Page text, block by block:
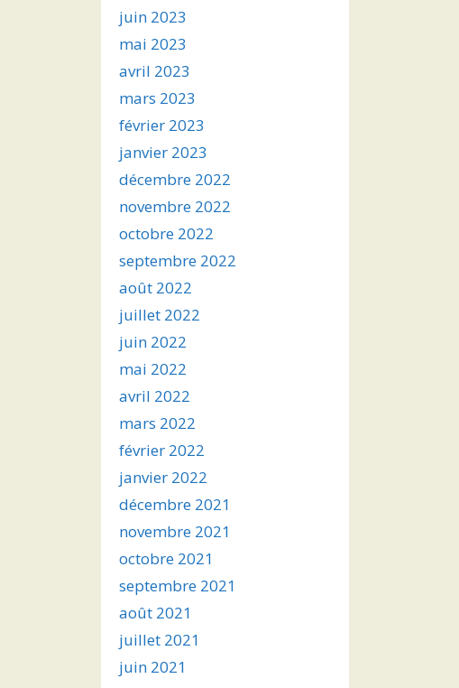
juin 2023
mai 2023
avril 2023
mars 2023
février 2023
janvier 2023
décembre 2022
novembre 2022
octobre 2022
septembre 2022
août 2022
juillet 2022
juin 2022
mai 2022
avril 2022
mars 2022
février 2022
janvier 2022
décembre 2021
novembre 2021
octobre 2021
septembre 2021
août 2021
juillet 2021
juin 2021